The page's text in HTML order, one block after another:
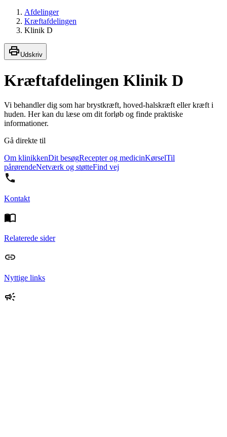
Afdelinger
Kræftafdelingen
Klinik D
Udskriv
Kræftafdelingen Klinik D
Vi behandler dig som har brystkræft, hoved-halskræft eller kræft i
huden. Her kan du læse om dit forløb og finde praktiske
informationer.
Gå direkte til
Om klinikkenDit besøgRecepter og medicinKørselTil
pårørendeNetværk og støtteFind vej
Kontakt
Relaterede sider
Nyttige links